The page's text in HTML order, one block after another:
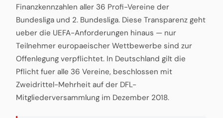
Finanzkennzahlen aller 36 Profi-Vereine der
Bundesliga und 2. Bundesliga. Diese Transparenz geht
ueber die UEFA-Anforderungen hinaus — nur
Teilnehmer europaeischer Wettbewerbe sind zur
Offenlegung verpflichtet. In Deutschland gilt die
Pflicht fuer alle 36 Vereine, beschlossen mit
Zweidrittel-Mehrheit auf der DFL-
Mitgliederversammlung im Dezember 2018.